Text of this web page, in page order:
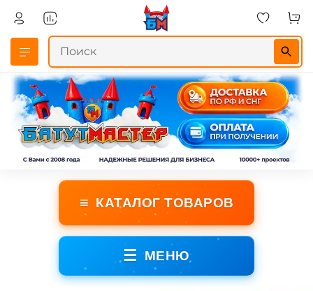
≡ КАТАЛОГ ТОВАРОВ
☰ МЕНЮ